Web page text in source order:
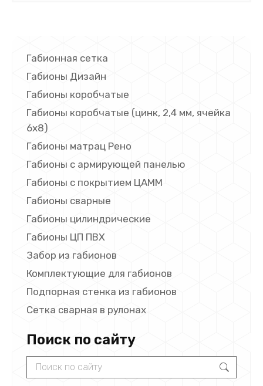
Габионная сетка
Габионы Дизайн
Габионы коробчатые
Габионы коробчатые (цинк, 2,4 мм, ячейка
6х8)
Габионы матрац Рено
Габионы с армирующей панелью
Габионы с покрытием ЦАММ
Габионы сварные
Габионы цилиндрические
Габионы ЦП ПВХ
Забор из габионов
Комплектующие для габионов
Подпорная стенка из габионов
Сетка сварная в рулонах
Поиск по сайту
Search: